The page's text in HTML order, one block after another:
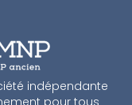
indépendante
pour tous